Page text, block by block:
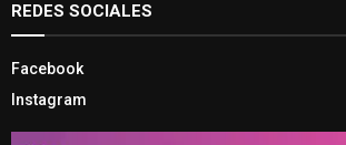
REDES SOCIALES
Facebook
Instagram